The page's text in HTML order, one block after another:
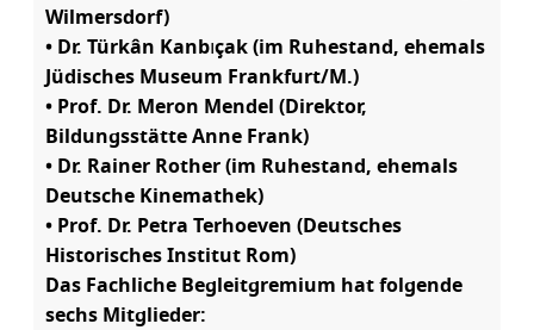
Wilmersdorf)
• Dr. Türkân Kanbıçak (im Ruhestand, ehemals
Jüdisches Museum Frankfurt/M.)
• Prof. Dr. Meron Mendel (Direktor,
Bildungsstätte Anne Frank)
• Dr. Rainer Rother (im Ruhestand, ehemals
Deutsche Kinemathek)
• Prof. Dr. Petra Terhoeven (Deutsches
Historisches Institut Rom)
Das Fachliche Begleitgremium hat folgende
sechs Mitglieder: